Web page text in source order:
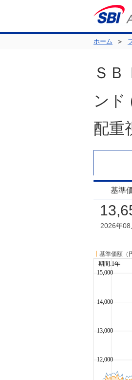
ホーム
ＳＢ
ンド
配重
基準
2026年08
基準価額（